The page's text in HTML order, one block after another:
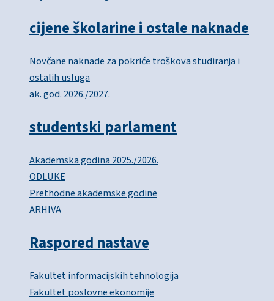
cijene školarine i ostale naknade
Novčane naknade za pokriće troškova studiranja i
ostalih usluga
ak. god. 2026./2027.
studentski parlament
Akademska godina 2025./2026.
ODLUKE
Prethodne akademske godine
ARHIVA
Raspored nastave
Fakultet informacijskih tehnologija
Fakultet poslovne ekonomije